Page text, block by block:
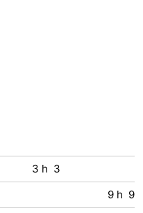
3 h 3
9 h 9